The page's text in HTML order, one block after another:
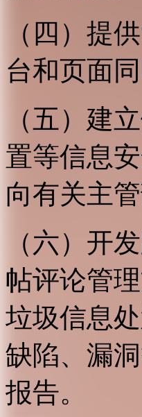
（四）提
台和页面
（五）建
置等信息
向有关主
（六）开
帖评论管
垃圾信息
缺陷、漏
报告。